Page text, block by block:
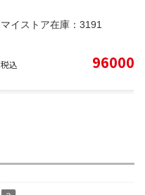
マイストア在庫： 3191
税込 96000